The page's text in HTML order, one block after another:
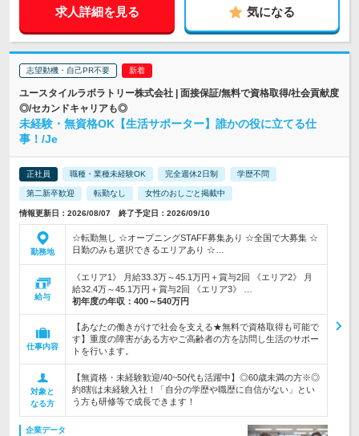
求人詳細を見る 気になる
志望動機・自己PR不要
ユースタイルラボラトリー株式会社 | 面接保証/無料で資格取得/社会貢献度
◎/セカンドキャリアも◎
未経験・無資格OK【生活サポーター】誰かの役に立てる仕
事！/Je
正社員 職種・業種未経験OK 完全週休2日制 学歴不問
第二新卒歓迎 転勤なし 女性のおしごと掲載中
情報更新日：2026/08/07 終了予定日：2026/09/10
勤務地
☆転勤無し ☆オープニングSTAFF募集あり ☆全国で大募集 ☆
日勤のみも選択できるエリアあり ☆…
給与
《エリア1》 月給33.3万～45.1万円＋賞与2回 《エリア2》 月
給32.4万～45.1万円＋賞与2回 《エリア3》 …
初年度の年収： 400～540万円
仕事内容
【あなたの働きがけで社会を支える★無料で資格取得も可能で
す】重度の障害がある方やご高齢者の方を訪問し生活のサポー
トを行います。
対象と
なる方
【無資格・未経験歓迎/40~50代も活躍中】◎60歳未満の方※◎
約8割は未経験入社！「自分の学歴や職歴に自信がない」とい
う方も研修等で成長できます！
企業データ